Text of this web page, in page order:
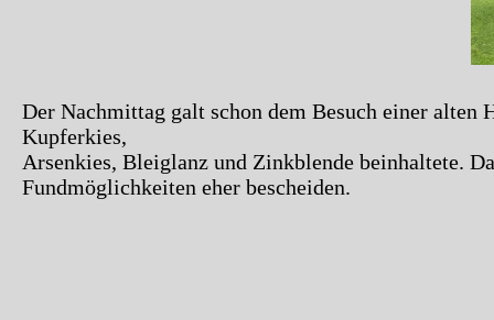
Der Nachmittag galt schon dem Besuch einer alten
Kupferkies,
Arsenkies, Bleiglanz und Zinkblende beinhaltete.
Fundmöglichkeiten eher bescheiden.